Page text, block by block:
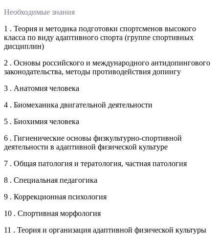
Необходимые знания
1 . Теория и методика подготовки спортсменов высокого
класса по виду адаптивного спорта (группе спортивных
дисциплин)
2 . Основы российского и международного антидопингового
законодательства, методы противодействия допингу
3 . Анатомия человека
4 . Биомеханика двигательной деятельности
5 . Биохимия человека
6 . Гигиенические основы физкультурно-спортивной
деятельности в адаптивной физической культуре
7 . Общая патология и тератология, частная патология
8 . Специальная педагогика
9 . Коррекционная психология
10 . Спортивная морфология
11 . Теория и организация адаптивной физической культуры